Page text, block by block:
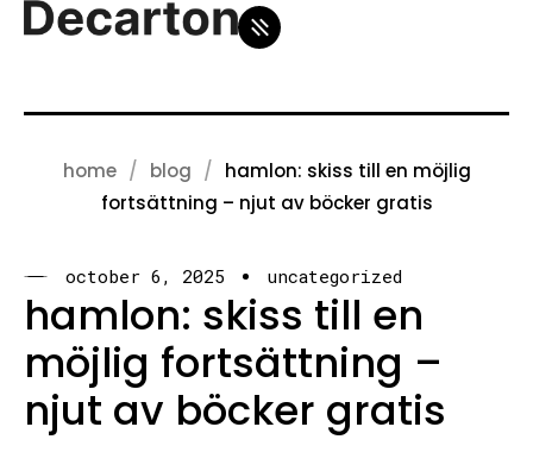
home blog
hamlon: skiss till en möjlig
fortsättning – njut av böcker gratis
october 6, 2025 uncategorized
hamlon: skiss till en
möjlig fortsättning –
njut av böcker gratis